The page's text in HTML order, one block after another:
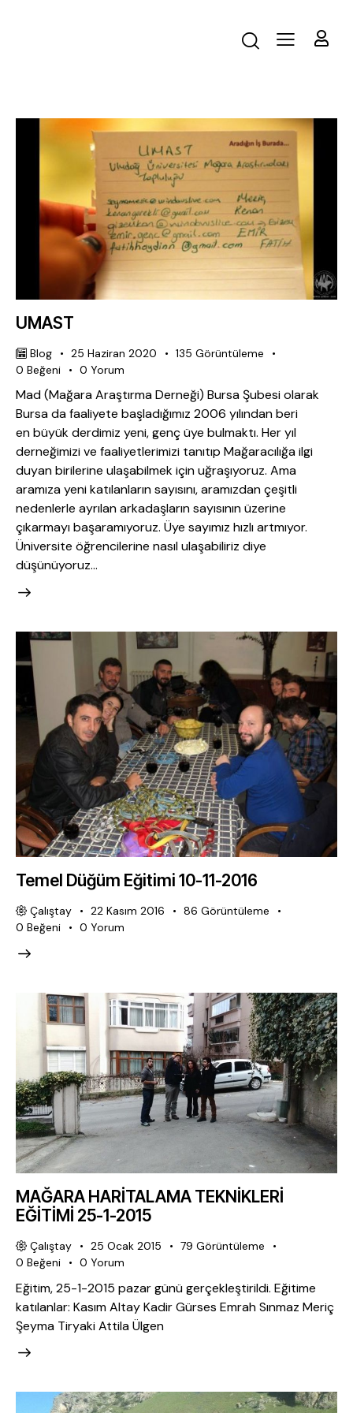
UMAST
Blog 25 Haziran 2020 135 Görüntüleme
0 Beğeni 0 Yorum
Mad (Mağara Araştırma Derneği) Bursa Şubesi olarak
Bursa da faaliyete başladığımız 2006 yılından beri
en büyük derdimiz yeni, genç üye bulmaktı. Her yıl
derneğimizi ve faaliyetlerimizi tanıtıp Mağaracılığa ilgi
duyan birilerine ulaşabilmek için uğraşıyoruz. Ama
aramıza yeni katılanların sayısını, aramızdan çeşitli
nedenlerle ayrılan arkadaşların sayısının üzerine
çıkarmayı başaramıyoruz. Üye sayımız hızlı artmıyor.
Üniversite öğrencilerine nasıl ulaşabiliriz diye
düşünüyoruz…
Temel Düğüm Eğitimi 10-11-2016
Çalıştay 22 Kasım 2016 86 Görüntüleme
0 Beğeni 0 Yorum
MAĞARA HARİTALAMA TEKNİKLERİ
EĞİTİMİ 25-1-2015
Çalıştay 25 Ocak 2015 79 Görüntüleme
0 Beğeni 0 Yorum
Eğitim, 25-1-2015 pazar günü gerçekleştirildi. Eğitime
katılanlar: Kasım Altay Kadir Gürses Emrah Sınmaz Meriç
Şeyma Tiryaki Attila Ülgen